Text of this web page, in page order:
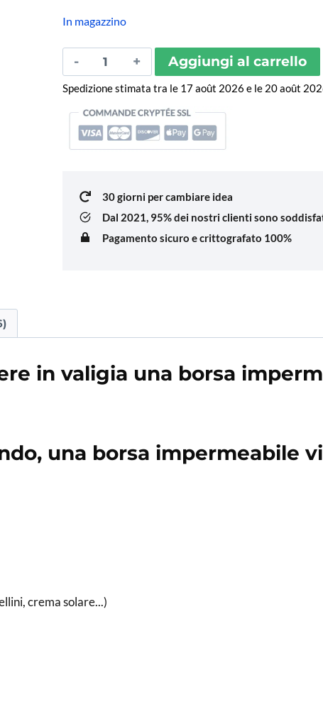
In magazzino
Sac
Étanche
Bombay
quantità
Aggiungi al carrello
Spedizione stimata tra le 17 août 2026 e le 20 août
30 giorni per cambiare idea
Dal 2021, 95% dei nostri clienti sono
Pagamento sicuro e crittografato 100%
in valigia una borsa
una borsa impermeabile
crema solare...)